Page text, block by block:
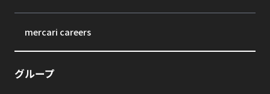
mercari careers
グループ